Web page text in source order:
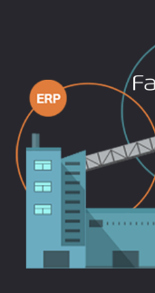
그래서,MES기본 데
반적으로 다음과 같
자료, 가공 자료, 과
있는 견실함을 지키
인 정보가 필요합니
계획 문서 인터페이스
서는 주로 생산 계획
출했습니다MES중간
페이스가 아닙니다.
III. 계획된 결과를 위
MES ERP생산 지도,
고객 요구를 충족하
Synergy는 다음과
제품 설계 데이터, 공
터, 공급망 데이터
사전 제작 명령 인터
주된 영수증 공용영
사전 제작 명령은 데
MES, 생산 지도 자료
생산에 있는 명령 공
WMS물자 동결 공용
Post-production 명
WMS, 완전한 저장
와 필요에 따라 적합
시간 데이터 공유 및
서비스통합; 데이터
간과 비용을 줄일 수
양이 작으면 파일 전
2. 명세 인터페이스
API를 구성하여 통신
하게 합니다. 이것은
설정이 필요하며 전
합니다.
3. 명세 테스트 및 디